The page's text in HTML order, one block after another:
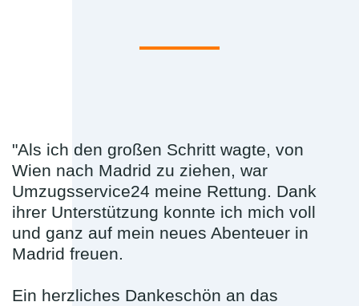
"Als ich den großen Schritt wagte, von
Wien nach Madrid zu ziehen, war
Umzugsservice24 meine Rettung. Dank
ihrer Unterstützung konnte ich mich voll
und ganz auf mein neues Abenteuer in
Madrid freuen.
Ein herzliches Dankeschön an das